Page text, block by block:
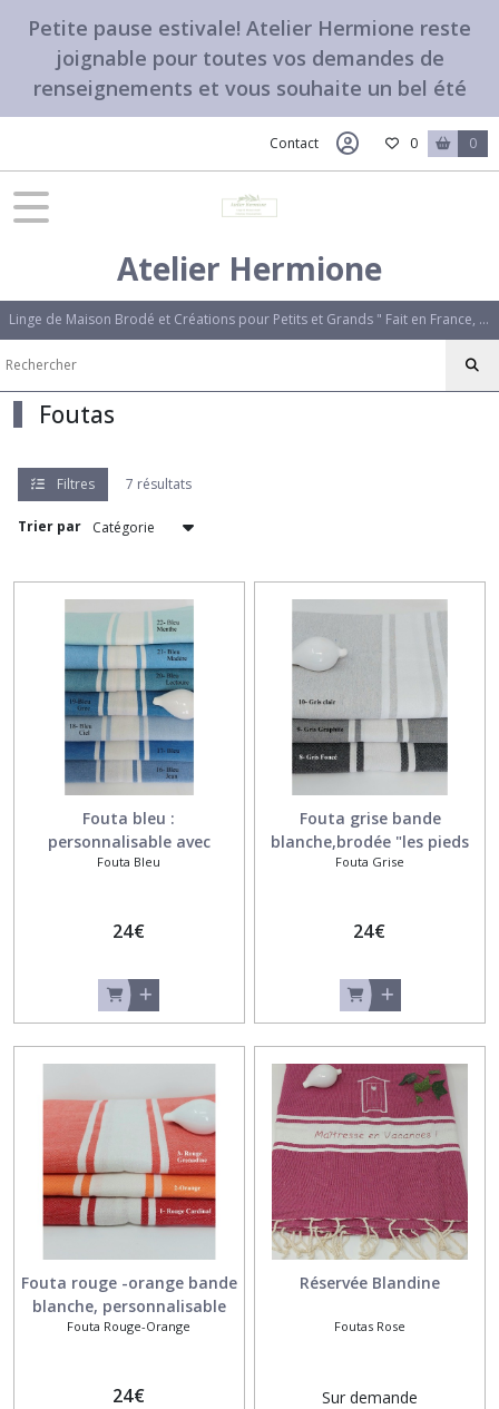
Petite pause estivale! Atelier Hermione reste
joignable pour toutes vos demandes de
renseignements et vous souhaite un bel été
Contact 0 0
Atelier Hermione
Linge de Maison Brodé et Créations pour Petits et Grands " Fait en France, avec amour". Des créations uniques qui vous ressemblent.
Foutas
Filtres 7 résultats
Trier par
Fouta bleu :
personnalisable avec
broderie
Fouta Bleu
24€
Fouta grise bande
blanche,brodée "les pieds
dans le sable"
Fouta Grise
24€
Fouta rouge -orange bande
blanche, personnalisable
Fouta Rouge-Orange
24€
Réservée Blandine
Foutas Rose
Sur demande
Fermer
FILTRES
Foutas
(1)
grise
(1)
Fouta
orange
Foutas
Fouta
verte-
jaune
Fouta
résultats